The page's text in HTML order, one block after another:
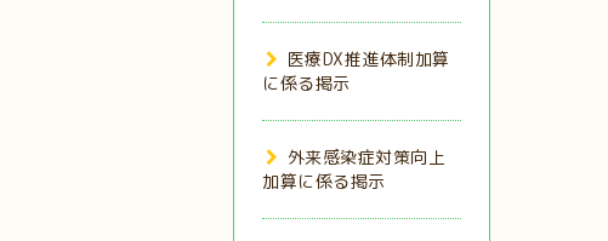
医療DX推進体制加算
に係る掲示
外来感染症対策向上
加算に係る掲示